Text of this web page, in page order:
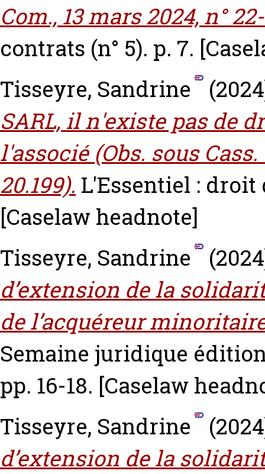
Com., 13 mars 2024, n°
contrats (n° 5). p. 7.
Tisseyre, Sandrine
SARL, il n'existe pas de
l'associé (Obs. sous Cass.
20.199). L'Essentiel : droit
[Caselaw headnote]
Tisseyre, Sandrine
d’extension de la
de l’acquéreur
Semaine juridique
pp. 16-18. [Caselaw
Tisseyre, Sandrine
d’extension de la